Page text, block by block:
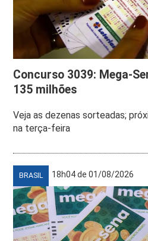
Concurso 3039: Mega-
135 milhões
Veja as dezenas sorteadas;
na terça-feira
BRASIL 18h04 de 01/08/2026